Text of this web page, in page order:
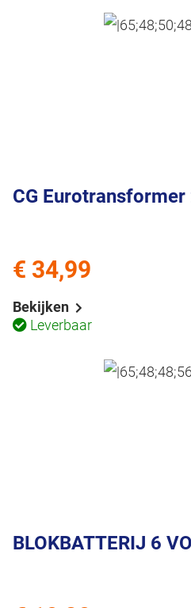
CG
Bekijken
Leverbaar
€ 34,99
BLOKBATTERIJ 6